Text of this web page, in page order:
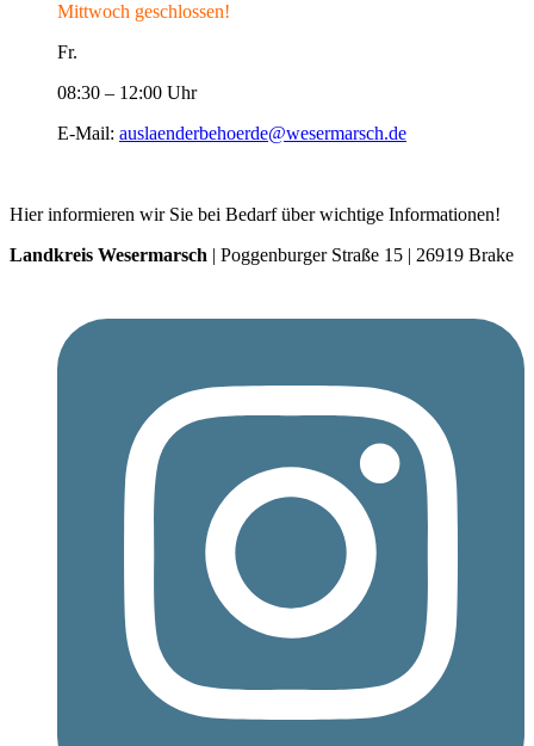
Mittwoch geschlossen!
Fr.
08:30 – 12:00 Uhr
E-Mail: auslaenderbehoerde@wesermarsch.de
Hier informieren wir Sie bei Bedarf über wichtige Informationen!
Landkreis Wesermarsch | Poggenburger Straße 15 | 26919 Brake